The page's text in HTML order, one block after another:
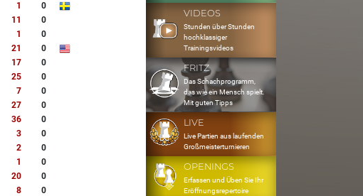
1
0
11
0
1
0
21
0
17
0
25
0
7
0
27
0
36
0
3
0
2
0
1
0
20
0
8
0
VIDEOS
Stunden über Stunden
hochklassiger
Trainingsvideos
FRITZ
Das Schachprogramm,
das wie ein Mensch spielt.
Mit guten Tipps
LIVE
Live Partien aus laufenden
Großmeisterturnieren
OPENINGS
Erfassen und Üben Sie Ihr
Eröffnungsrepertoire